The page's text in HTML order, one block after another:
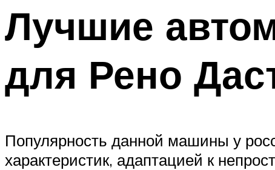
Лучшие
для Рено
Популярность данной машины у
характеристик, адаптацией к